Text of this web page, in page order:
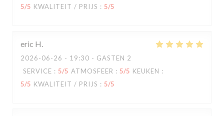
5/5 KWALITEIT / PRIJS : 5/5
eric H
2026-06-26 - 19:30 - GASTEN 2
SERVICE : 5/5 ATMOSFEER : 5/5 KEUKEN :
5/5 KWALITEIT / PRIJS : 5/5